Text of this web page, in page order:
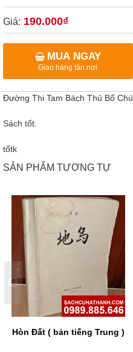
Giá: 190.000₫
MUA NGAY
Giao hàng tận nơi
Đường Thi Tam Bách Thủ Bổ
Sách tốt.
tốtk
SẢN PHẨM TƯƠNG TỰ
Hòn Đất ( bản tiếng Trung )